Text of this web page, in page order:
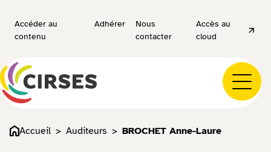
Accéder au
contenu
Adhérer
Nous
contacter
Accès au
cloud
Accueil Auditeurs BROCHET Anne-Laure